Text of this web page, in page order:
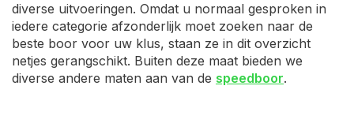
diverse uitvoeringen. Omdat u normaal gesproken in
iedere categorie afzonderlijk moet zoeken naar de
beste boor voor uw klus, staan ze in dit overzicht
netjes gerangschikt. Buiten deze maat bieden we
diverse andere maten aan van de speedboor.